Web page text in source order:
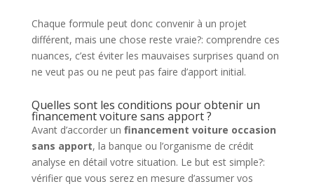
Chaque formule peut donc convenir à un projet
différent, mais une chose reste vraie?: comprendre ces
nuances, c’est éviter les mauvaises surprises quand on
ne veut pas ou ne peut pas faire d’apport initial.
Quelles sont les conditions pour obtenir un
financement voiture sans apport ?
Avant d’accorder un financement voiture occasion
sans apport, la banque ou l’organisme de crédit
analyse en détail votre situation. Le but est simple?:
vérifier que vous serez en mesure d’assumer vos